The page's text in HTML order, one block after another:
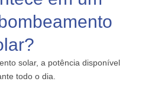
solar, a potência disponível
todo o dia.